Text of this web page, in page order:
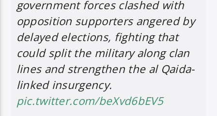
government forces clashed with
opposition supporters angered by
delayed elections, fighting that
could split the military along clan
lines and strengthen the al Qaida-
linked insurgency.
pic.twitter.com/beXvd6bEV5